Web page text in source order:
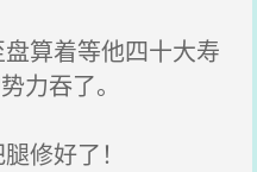
算着等他四十大寿
力吞了。
修好了！